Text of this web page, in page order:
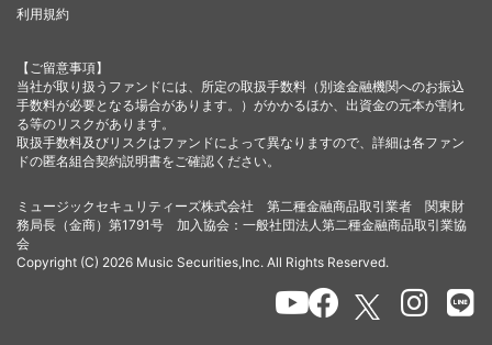
利用規約
【ご留意事項】
当社が取り扱うファンドには、所定の取扱手数料（別途金融機関へのお振込
手数料が必要となる場合があります。）がかかるほか、出資金の元本が割れ
る等のリスクがあります。
取扱手数料及びリスクはファンドによって異なりますので、詳細は各ファン
ドの匿名組合契約説明書をご確認ください。
ミュージックセキュリティーズ株式会社 第二種金融商品取引業者 関東財
務局長（金商）第1791号 加入協会：一般社団法人第二種金融商品取引業協
会
Copyright (C) 2026 Music Securities,Inc. All Rights Reserved.